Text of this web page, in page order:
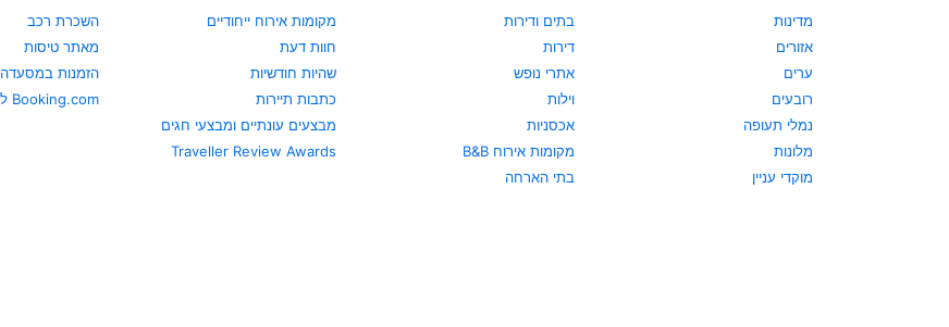
מדינות
אזורים
ערים
רובעים
נמלי תעופה
מלונות
מוקדי עניין
בתים ודירות
דירות
אתרי נופש
וילות
אכסניות
מקומות אירוח B&B
בתי הארחה
מקומות אירוח ייחודיים
חוות דעת
שהיות חודשיות
כתבות תיירות
מבצעים עונתיים ומבצעי חגים
Traveller Review Awards
השכרת רכב
מאתר טיסות
הזמנות במסעדה
Booking.com לסוכני נסיעות